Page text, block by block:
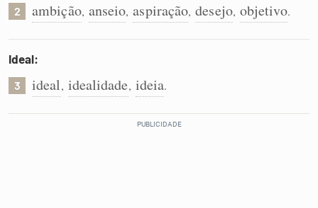
Caça-palavras
Dicionário
2 ambição, anseio, aspiração, desejo, objetivo.
Ideal:
3 ideal, idealidade, ideia.